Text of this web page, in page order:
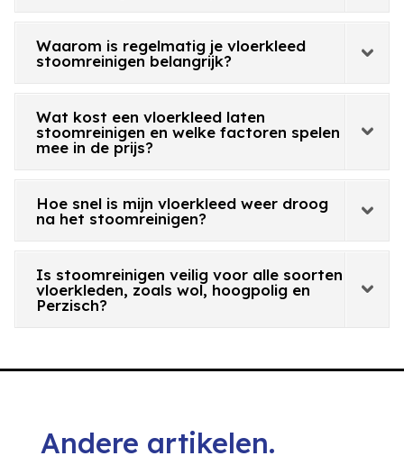
Waarom is regelmatig je vloerkleed
stoomreinigen belangrijk?
Wat kost een vloerkleed laten
stoomreinigen en welke factoren spelen
mee in de prijs?
Hoe snel is mijn vloerkleed weer droog
na het stoomreinigen?
Is stoomreinigen veilig voor alle soorten
vloerkleden, zoals wol, hoogpolig en
Perzisch?
Andere artikelen.